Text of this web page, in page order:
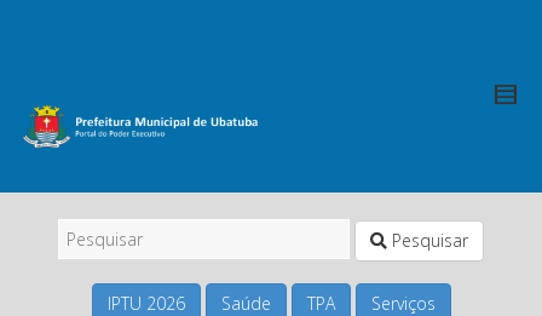
Pesquisar
IPTU 2026 Saúde TPA Serviços